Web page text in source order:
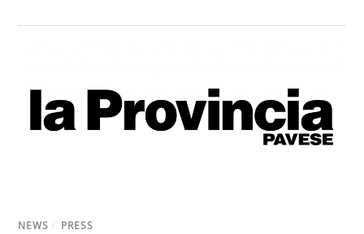
NEWS / PRESS